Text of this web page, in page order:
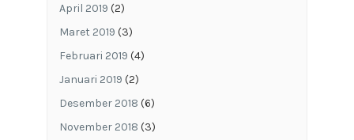
April 2019 (2)
Maret 2019 (3)
Februari 2019 (4)
Januari 2019 (2)
Desember 2018 (6)
November 2018 (3)